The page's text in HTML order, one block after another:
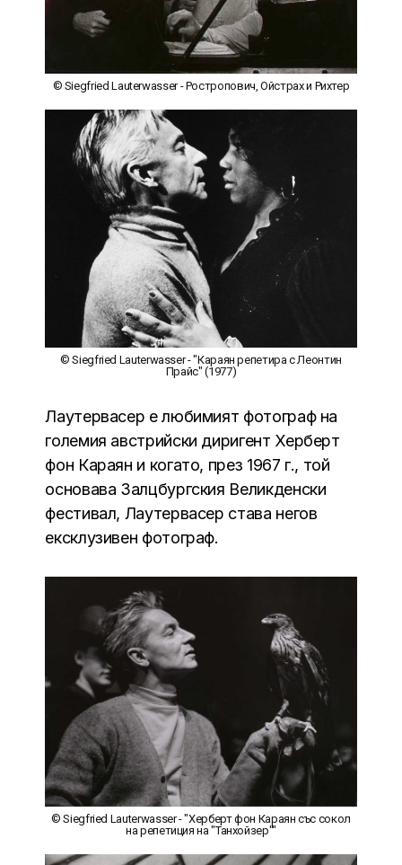
© Siegfried Lauterwasser - Ростропович, Ойстрах и Рихтер
© Siegfried Lauterwasser - "Караян репетира с Леонтин
Прайс" (1977)
Лаутервасер е любимият фотограф на
големия австрийски диригент Херберт
фон Караян и когато, през 1967 г., той
основава Залцбургския Великденски
фестивал, Лаутервасер става негов
ексклузивен фотограф.
© Siegfried Lauterwasser - "Херберт фон Караян със сокол
на репетиция на "Танхойзер""